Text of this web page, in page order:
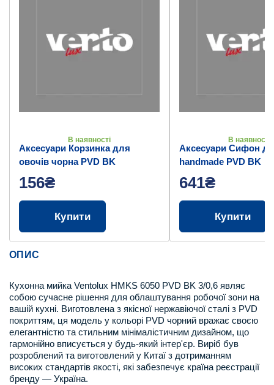
В наявності
Аксесуари Корзинка для
овочів чорна PVD BK
156₴
Купити
В наявності
Аксесуари Сифон
handmade PVD BK
641₴
Купити
ОПИС
Кухонна мийка Ventolux HMKS 6050 PVD BK 3/0,6 являє
собою сучасне рішення для облаштування робочої зони на
вашій кухні. Виготовлена з якісної нержавіючої сталі з PVD
покриттям, ця модель у кольорі PVD чорний вражає своєю
елегантністю та стильним мінімалістичним дизайном, що
гармонійно вписується у будь-який інтер'єр. Виріб був
розроблений та виготовлений у Китаї з дотриманням
високих стандартів якості, які забезпечує країна реєстрації
бренду — Україна.